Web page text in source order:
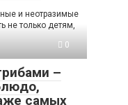
и неотразимые
не только детям,
0
–
самых